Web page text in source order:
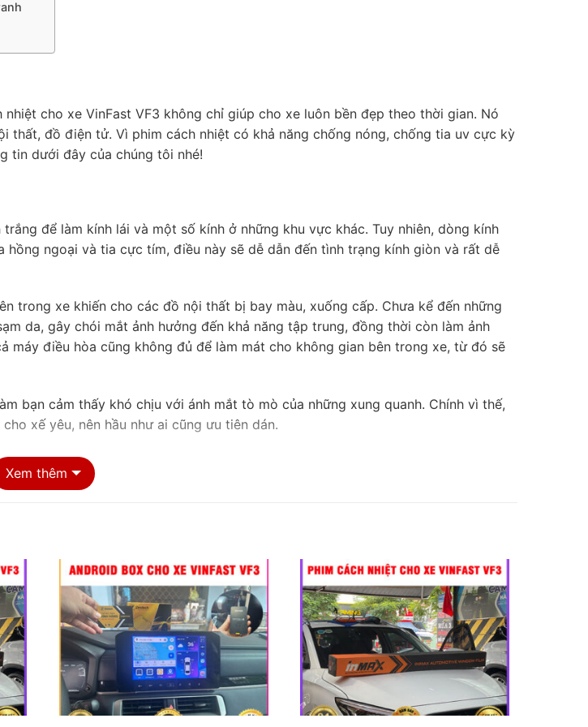
cho xe VinFast VF3 không chỉ giúp cho xe luôn bền đẹp theo thời gian. Nó
đồ điện tử. Vì phim cách nhiệt có khả năng chống nóng, chống tia uv cực kỳ
tin dưới đây của chúng tôi nhé!
để làm kính lái và một số kính ở những khu vực khác. Tuy nhiên, dòng kính
ngoại và tia cực tím, điều này sẽ dễ dẫn đến tình trạng kính giòn và rất dễ
trong xe khiến cho các đồ nội thất bị bay màu, xuống cấp. Chưa kể đến những
da, gây chói mắt ảnh hưởng đến khả năng tập trung, đồng thời còn làm ảnh
máy điều hòa cũng không đủ để làm mát cho không gian bên trong xe, từ đó sẽ
bạn cảm thấy khó chịu với ánh mắt tò mò của những xung quanh. Chính vì thế,
xế yêu, nên hầu như ai cũng ưu tiên dán.
Xem thêm